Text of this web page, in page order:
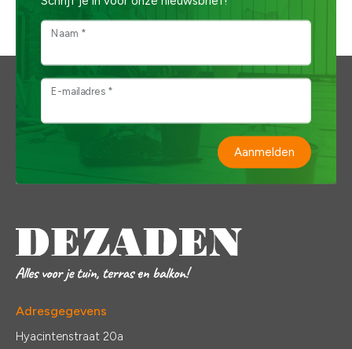
Naam *
E-mailadres *
Aanmelden
Adresgegevens
Hyacintenstraat 20a